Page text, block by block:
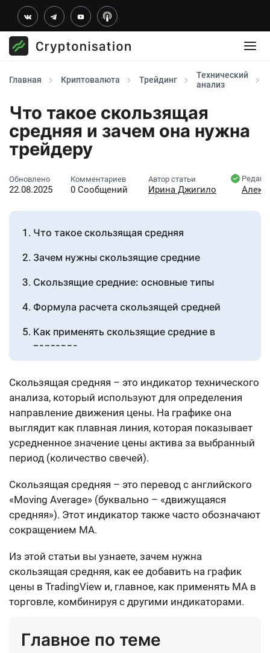
Главная Криптовалюта Трейдинг
Технический
анализ
Что такое скользящая
средняя и зачем она нужна
трейдеру
Обновлено
22.08.2025
Комментариев
0 Сообщений
Автор статьи
Ирина Джигило
Что такое скользящая средняя
Зачем нужны скользящие средние
Скользящие средние: основные типы
Формула расчета скользящей средней
Как применять скользящие средние в
торговле
Комбинирование скользящих средних с
другими индикаторами
Заключение
Источники
Скользящая средняя – это индикатор технического
анализа, который используют для определения
направление движения цены. На графике она
выглядит как плавная линия, которая показывает
усредненное значение цены актива за выбранный
период (количество свечей).
Скользящая средняя – это перевод с английского
«Moving Average» (буквально – «движущаяся
средняя»). Этот индикатор также часто обозначают
сокращением MA.
Из этой статьи вы узнаете, зачем нужна
скользящая средняя, как ее добавить на график
цены в TradingView и, главное, как применять MA в
торговле, комбинируя с другими индикаторами.
Главное по теме